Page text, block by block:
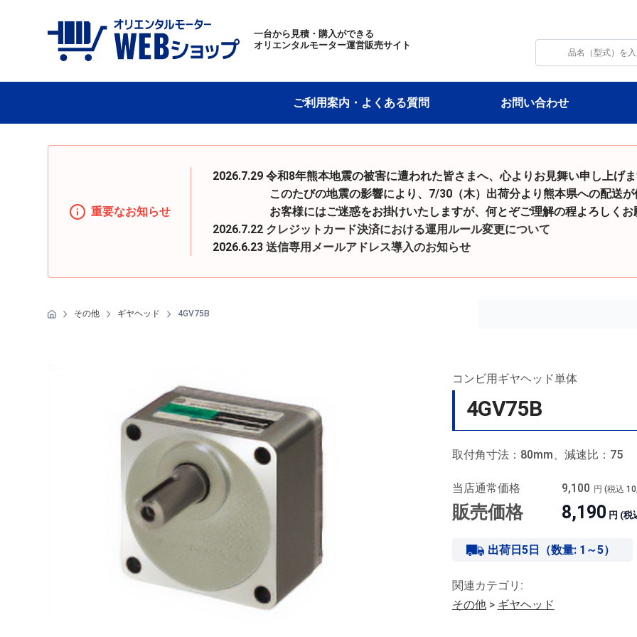
一台から見積・購入ができる
オリエンタルモーター運営販売サイト
ご利用案内・よくある質問 お問い合わせ
重要なお知らせ
2026.7.29 令和8年熊本地震の被害に遭われた皆さまへ、心よりお見舞い申し上げま
このたびの地震の影響により、7/30（木）出荷分より熊本県への配送が停
お客様にはご迷惑をお掛けいたしますが、何とぞご理解の程よろしくお願
2026.7.22 クレジットカード決済における運用ルール変更について
2026.6.23送信専用メールアドレス導入のお知らせ
その他 ギヤヘッド 4GV75B
コンビ用ギヤヘッド単体
4GV75B
取付角寸法：80mm、減速比：75
当店通常価格 9,100 円 (税込
販売価格 8,190 円 (税
出荷日5日（数量: 1～5）
関連カテゴリ:
その他> ギヤヘッド